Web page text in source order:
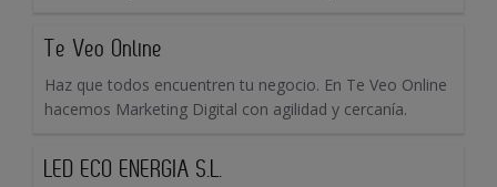
Te Veo Online
Haz que todos encuentren tu negocio. En Te Veo Online
hacemos Marketing Digital con agilidad y cercanía.
LED ECO ENERGIA S.L.